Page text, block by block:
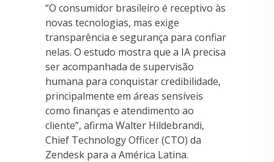
“O consumidor brasileiro é receptivo às
novas tecnologias, mas exige
transparência e segurança para confiar
nelas. O estudo mostra que a IA precisa
ser acompanhada de supervisão
humana para conquistar credibilidade,
principalmente em áreas sensíveis
como finanças e atendimento ao
cliente”, afirma Walter Hildebrandi,
Chief Technology Officer (CTO) da
Zendesk para a América Latina.